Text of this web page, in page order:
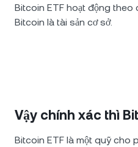
Bitcoin ETF hoạt động theo
Bitcoin là tài sản cơ sở.
Vậy chính xác thì
Bitcoin ETF là một quỹ cho